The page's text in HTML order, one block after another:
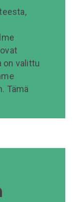
on valittu
Tämä